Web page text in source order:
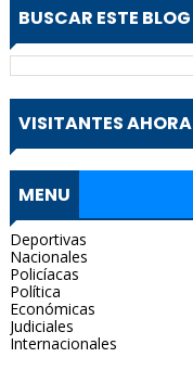
BUSCAR ESTE BLOG
VISITANTES AHORA
MENU
Deportivas
Nacionales
Policíacas
Política
Económicas
Judiciales
Internacionales